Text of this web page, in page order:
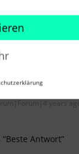
years ago
Antwort”